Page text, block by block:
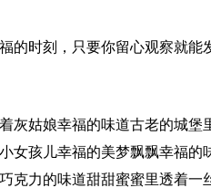
的时刻，只要你留心观察就能
灰姑娘幸福的味道古老的城
女孩儿幸福的美梦飘飘幸福
克力的味道甜甜蜜蜜里透着